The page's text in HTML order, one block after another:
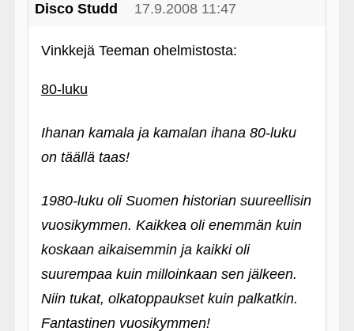
Disco Studd 17.9.2008 11:47
Vinkkejä Teeman ohelmistosta:
80-luku
Ihanan kamala ja kamalan ihana 80-luku
on täällä taas!
1980-luku oli Suomen historian suureellisin
vuosikymmen. Kaikkea oli enemmän kuin
koskaan aikaisemmin ja kaikki oli
suurempaa kuin milloinkaan sen jälkeen.
Niin tukat, olkatoppaukset kuin palkatkin.
Fantastinen vuosikymmen!